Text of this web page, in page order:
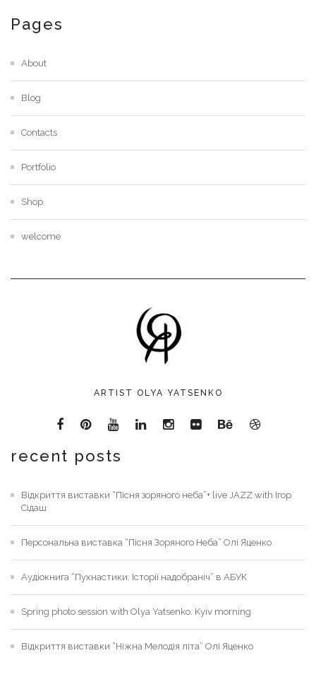
Pages
About
Blog
Contacts
Portfolio
Shop
welcome
ARTIST OLYA YATSENKO
recent posts
Відкриття виставки “Пісня зоряного неба”+ live JAZZ with Ігор
Сідаш
Персональна виставка “Пісня Зоряного Неба” Олі Яценко
Аудіокнига “Пухнастики. Історії надобраніч” в АБУК
Spring photo session with Olya Yatsenko. Kyiv morning
Відкриття виставки “Ніжна Мелодія літа” Олі Яценко